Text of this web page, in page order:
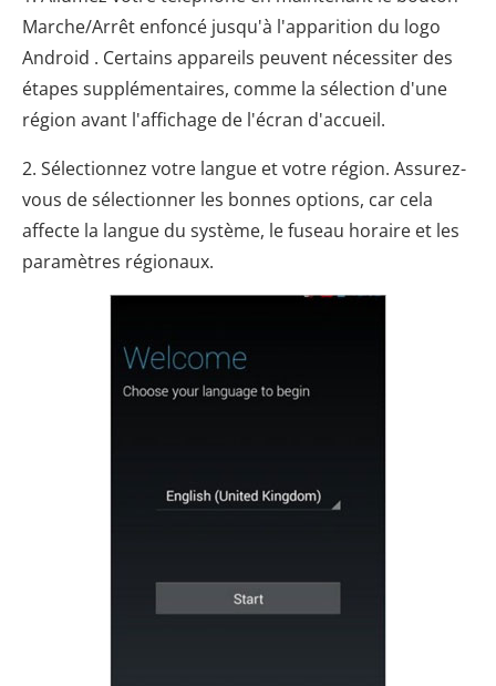
Marche/Arrêt enfoncé jusqu'à l'apparition du logo
Android . Certains appareils peuvent nécessiter des
étapes supplémentaires, comme la sélection d'une
région avant l'affichage de l'écran d'accueil.
2. Sélectionnez votre langue et votre région. Assurez-
vous de sélectionner les bonnes options, car cela
affecte la langue du système, le fuseau horaire et les
paramètres régionaux.